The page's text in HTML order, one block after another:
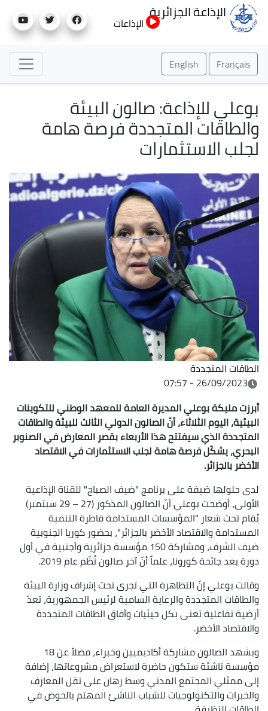
إلى
الإذاعة الجزائرية
الإذاعات
Français
English
بوعلي للإذاعة: صالون البيئة
والطاقات المتجددة فرصة هامة
لجلب الاستثمارات
الطاقات المتجددة
26/09/2023 - 07:57
أبرزت مليكة بوعلي المديرة العامة للمعهد الوطني للتكوينات
البيئية، اليوم الثلاثاء، أنّالصالون الدولي الثالث للبيئة والطاقات
المتجددةالذي سيفتتح هذا الأربعاءبقصر المعارض في الصنوبر
البحري، يشكّل فرصة هامة لجلب الاستثمارات في الاقتصاد
الأخضر بالجزائر.
لدى حلولها ضيفة على برنامج "ضيف الصباح" للقناة الإذاعية
الأولى، أوضحت بوعلي أنّ الصالون المذكور (27 – 29 سبتمبر)
يُقام تحت شعار "المؤسسات المستدامة قاطرة التنمية
المستدامة والاقتصاد الأخضر بالجزائر"، بحضور كوريا الجنوبية
ضيف الشرف، ومشاركة 150 مؤسسة جزائرية وأجنبية في أول
دورة بعد جائحة كورونا، علماً أنّ آخر صالون نُظّم عام 2019.
وقالت بوعلي إنّ التظاهرة التي تجرى تحت إشراف وزارة البيئة
والطاقات المتجددة والرعاية السامية لرئيس الجمهورية، تعدّ
أرضية تفاعلية تعنى بكل حيثيات وآفاق الطاقات المتجددة
والاقتصاد الأخضر.
ويشهد الصالون مشاركة أكاديميين وخبراء، فضلاً عن 18
مؤسسة ناشئة ستكون حاضرة لاستعراض مشروعاتها، إضافة
إلى ممثلي المجتمع المدني وسط رهان على نقل المعارف
والخبرات والتكنولوجيات للشباب الناشئ المهتم بالخوض في